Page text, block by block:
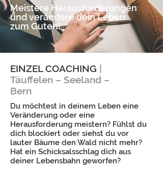
Meistere Herausforderungen
und verändere dein Leben
zum Guten!
EINZEL COACHING
Täuffelen – Seeland –
Bern
Du möchtest in deinem Leben eine
Veränderung oder eine
Herausforderung meistern? Fühlst du
dich blockiert oder siehst du vor
lauter Bäume den Wald nicht mehr?
Hat ein Schicksalsschlag dich aus
deiner Lebensbahn geworfen?